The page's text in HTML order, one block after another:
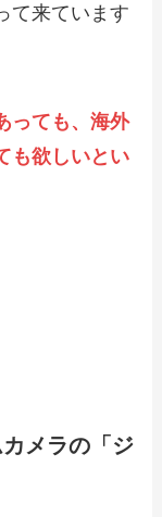
て来ています
っても、海外
も欲しいとい
メラの「ジ